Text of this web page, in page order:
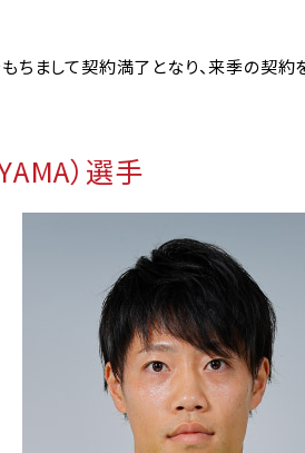
ちまして契約満了となり、来季の契約
）選手